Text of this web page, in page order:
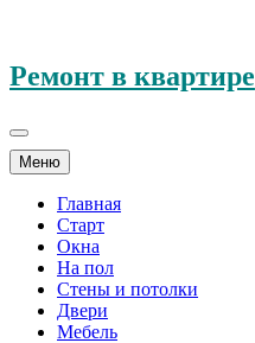
Ремонт в квартире
Меню
Главная
Старт
Окна
На пол
Стены и потолки
Двери
Мебель